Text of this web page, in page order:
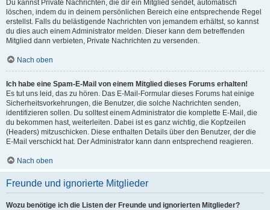
Du kannst Private Nachrichten, die dir ein Mitglied sendet, automatisch
löschen, indem du in deinem persönlichen Bereich eine entsprechende Regel
erstellst. Falls du belästigende Nachrichten von jemandem erhältst, so kannst
du dies auch einem Administrator melden. Dieser kann dem betreffenden
Mitglied dann verbieten, Private Nachrichten zu versenden.
Nach oben
Ich habe eine Spam-E-Mail von einem Mitglied dieses Forums erhalten!
Es tut uns leid, das zu hören. Das E-Mail-Formular dieses Forums hat einige
Sicherheitsvorkehrungen, die Benutzer, die solche Nachrichten senden,
identifizieren sollen. Du solltest einem Administrator die komplette E-Mail, die
du bekommen hast, weiterleiten. Dabei ist es ganz wichtig, die Kopfzeilen
(Headers) mitzuschicken. Diese enthalten Details über den Benutzer, der die
E-Mail verschickt hat. Der Administrator kann dann entsprechend reagieren.
Nach oben
Freunde und ignorierte Mitglieder
Wozu benötige ich die Listen der Freunde und ignorierten Mitglieder?